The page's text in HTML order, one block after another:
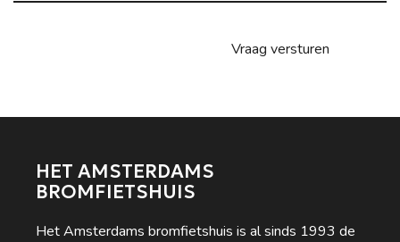
HET AMSTERDAMS
BROMFIETSHUIS
Het Amsterdams bromfietshuis is al sinds 1993 de